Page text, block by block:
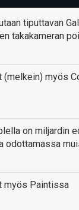
tiputtavan
takakameran
(melkein) myös
on miljardin
odottamassa
myös Paintissa